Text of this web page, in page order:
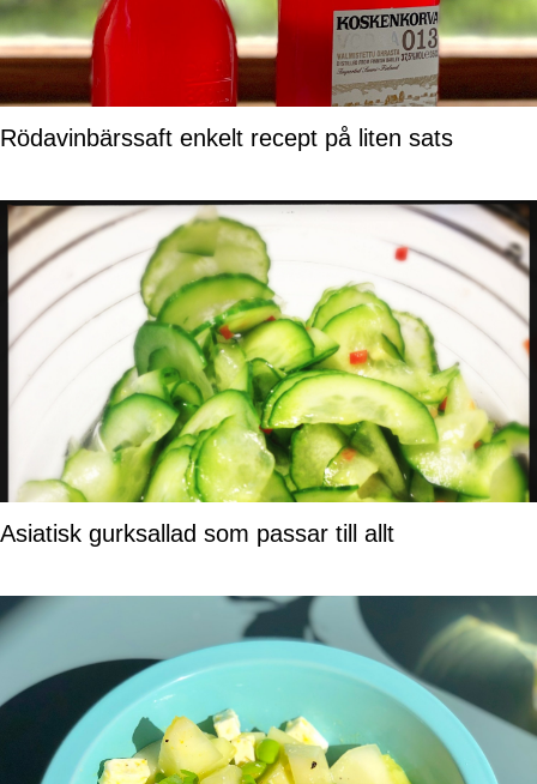
Rödavinbärssaft enkelt recept på liten sats
Asiatisk gurksallad som passar till allt